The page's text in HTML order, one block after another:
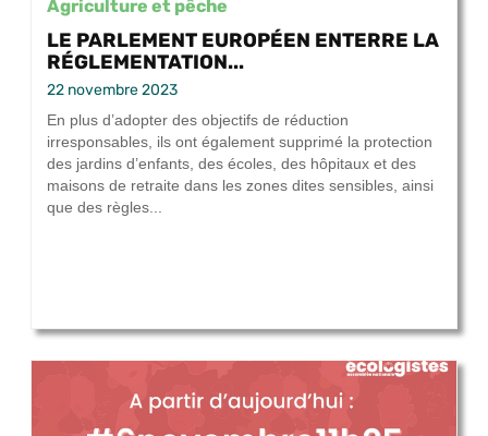
Agriculture et pêche
LE PARLEMENT EUROPÉEN ENTERRE LA
RÉGLEMENTATION...
22 novembre 2023
En plus d’adopter des objectifs de réduction
irresponsables, ils ont également supprimé la protection
des jardins d’enfants, des écoles, des hôpitaux et des
maisons de retraite dans les zones dites sensibles, ainsi
que des règles...